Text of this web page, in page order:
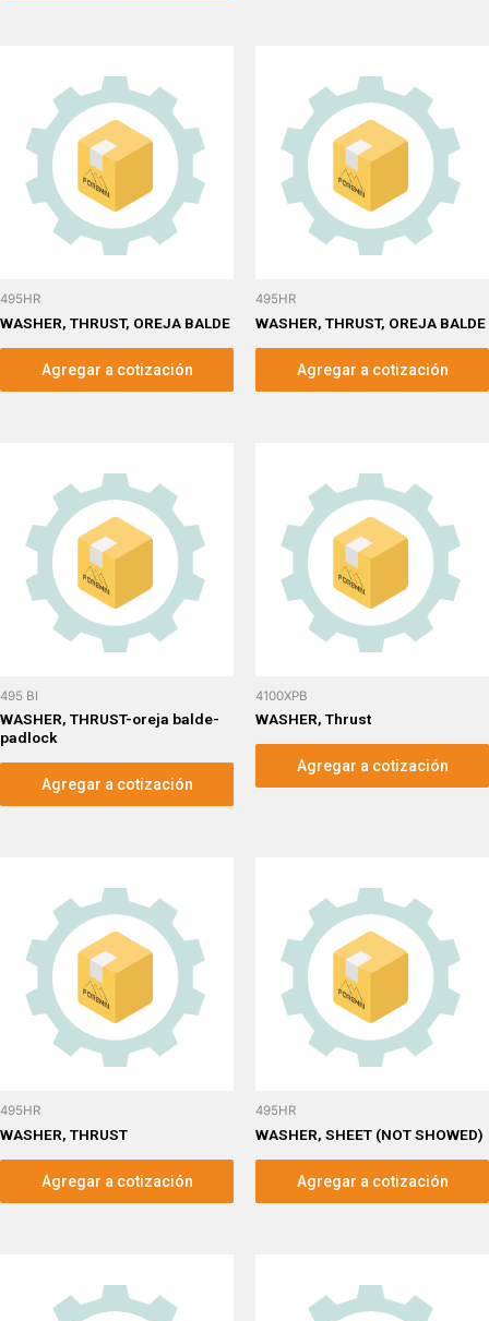
495HR
WASHER, THRUST, OREJA BALDE
Agregar a cotización
495HR
WASHER, THRUST, OREJA BALDE
Agregar a cotización
495 BI
WASHER, THRUST-oreja balde-
padlock
Agregar a cotización
4100XPB
WASHER, Thrust
Agregar a cotización
495HR
WASHER, THRUST
Agregar a cotización
495HR
WASHER, SHEET (NOT SHOWED)
Agregar a cotización